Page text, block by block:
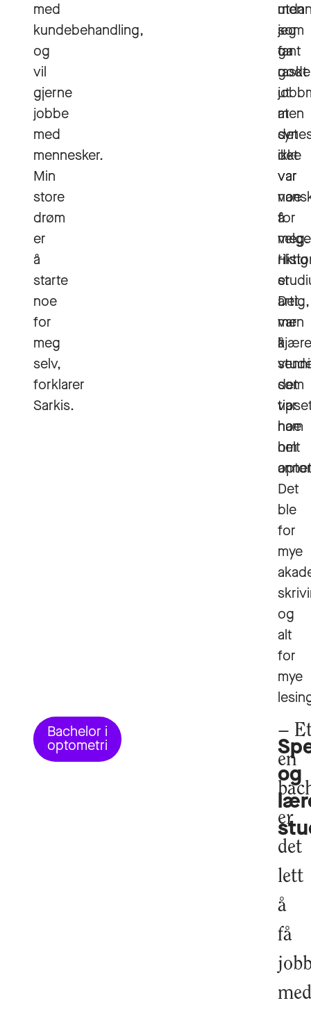
med
kundebehandling,
og
vil
gjerne
jobbe
med
mennesker.
Min
store
drøm
er
å
starte
noe
for
meg
selv,
forklarer
Sarkis.
men
jeg
fant
raskt
ut
at
det
ikke
var
noe
for
meg.
er
artig,
men
å
det
var
noe
helt
Det
ble
for
mye
og
alt
for
mye
som
ga
gode
men
det
var
å
velge
riktig
Det
var
som
ham
om
Bachelor i
optometri
en
er
det
lett
å
få
med
og